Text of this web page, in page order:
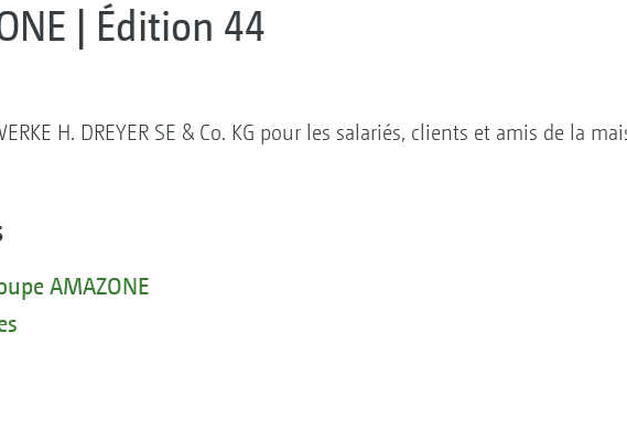
| Édition 44
H. DREYER SE & Co. KG pour les salariés, clients et amis de la
AMAZONE